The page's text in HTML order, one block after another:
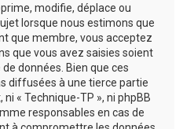
modifie, déplace ou
lorsque nous estimons que
que membre, vous acceptez
que vous avez saisies soient
données. Bien que ces
diffusées à une tierce partie
« Technique-TP », ni phpBB
responsables en cas de